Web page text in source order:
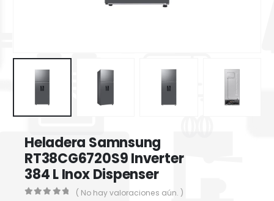
Heladera Samnsung
RT38CG6720S9 Inverter
384 L Inox Dispenser
( No hay valoraciones aún. )